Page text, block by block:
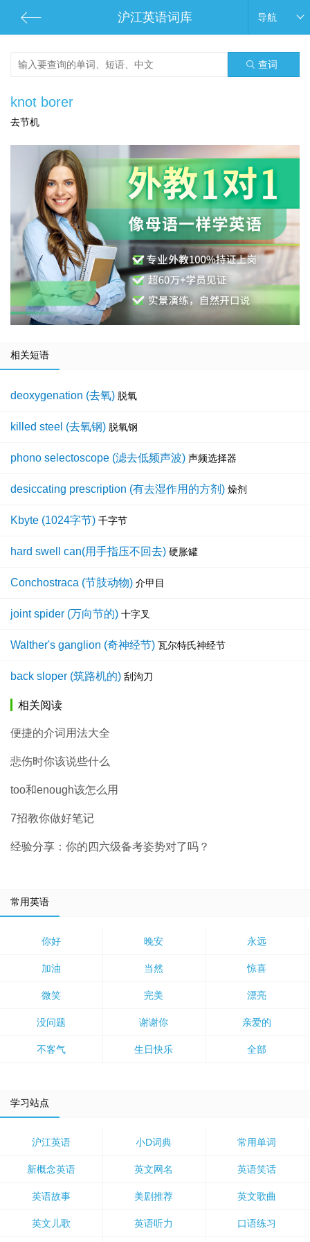
沪江英语词库 导航
查词
knot borer
去节机
相关短语
deoxygenation (去氧) 脱氧
killed steel (去氧钢) 脱氧钢
phono selectoscope (滤去低频声波) 声频选择器
desiccating prescription (有去湿作用的方剂) 燥剂
Kbyte (1024字节) 千字节
hard swell can(用手指压不回去) 硬胀罐
Conchostraca (节肢动物) 介甲目
joint spider (万向节的) 十字叉
Walther's ganglion (奇神经节) 瓦尔特氏神经节
back sloper (筑路机的) 刮沟刀
相关阅读
便捷的介词用法大全
悲伤时你该说些什么
too和enough该怎么用
7招教你做好笔记
经验分享：你的四六级备考姿势对了吗？
常用英语
你好 晚安 永远
加油 当然 惊喜
微笑 完美 漂亮
没问题 谢谢你 亲爱的
不客气 生日快乐 全部
学习站点
沪江英语 小D词典 常用单词
新概念英语 英文网名 英语笑话
英语故事 美剧推荐 英文歌曲
英文儿歌 英语听力 口语练习